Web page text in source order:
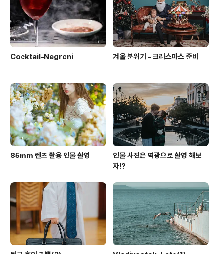
Cocktail-Negroni 겨울 분위기 - 크리스마스 준비
85mm 렌즈 활용 인물 촬영
인물 사진은 역광으로 촬영 해보
자!?